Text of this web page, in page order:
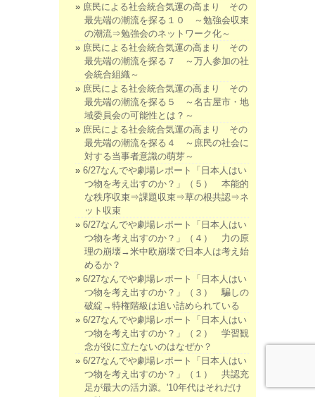
庶民による社会統合気運の高まり その
最先端の潮流を探る１０ ～勉強会収束
の潮流⇒勉強会のネットワーク化～
庶民による社会統合気運の高まり その
最先端の潮流を探る７ ～万人参加の社
会統合組織～
庶民による社会統合気運の高まり その
最先端の潮流を探る５ ～名古屋市・地
域委員会の可能性とは？～
庶民による社会統合気運の高まり その
最先端の潮流を探る４ ～庶民の社会に
対する当事者意識の萌芽～
6/27なんでや劇場レポート「日本人はい
つ物を考え出すのか？」（５） 本能的
な秩序収束⇒課題収束⇒草の根共認⇒ネ
ット収束
6/27なんでや劇場レポート「日本人はい
つ物を考え出すのか？」（４） 力の原
理の崩壊→米中欧崩壊で日本人は考え始
めるか？
6/27なんでや劇場レポート「日本人はい
つ物を考え出すのか？」（３） 騙しの
破綻→特権階級は追い詰められている
6/27なんでや劇場レポート「日本人はい
つ物を考え出すのか？」（２） 学習観
念が役に立たないのはなぜか？
6/27なんでや劇場レポート「日本人はい
つ物を考え出すのか？」（１） 共認充
足が最大の活力源。'10年代はそれだけ